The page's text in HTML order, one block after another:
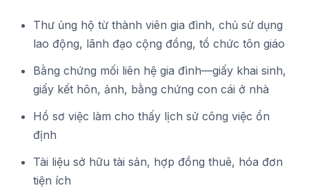
Thư ủng hộ từ thành viên gia đình, chủ sử dụng
lao động, lãnh đạo cộng đồng, tổ chức tôn giáo
Bằng chứng mối liên hệ gia đình—giấy khai sinh,
giấy kết hôn, ảnh, bằng chứng con cái ở nhà
Hồ sơ việc làm cho thấy lịch sử công việc ổn
định
Tài liệu sở hữu tài sản, hợp đồng thuê, hóa đơn
tiện ích